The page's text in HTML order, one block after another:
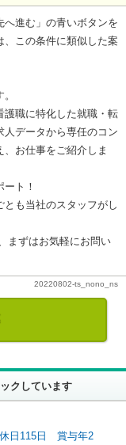
進む」の青いボタンを
この条件に類似した案
護職に特化した就職・転
データから専任のコン
お仕事をご紹介しま
ト！
も当社のスタッフがし
まずはお気軽にお問い
20220802-ts_nono_ns
クしています
日115日 賞与年2